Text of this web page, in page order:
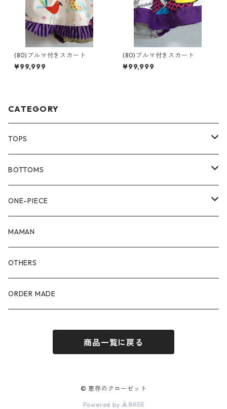
(80)ブルマ付きスカート
¥99,999
(80)ブルマ付きスカート
¥99,999
CATEGORY
TOPS
80size
90size
100size
110size
BOTTOMS
80size
90size
100size
110size
ONE-PIECE
80size
90size
100size
MAMAN
OTHERS
ORDER MADE
商品一覧に戻る
© 恵存のクローゼット
Powered by